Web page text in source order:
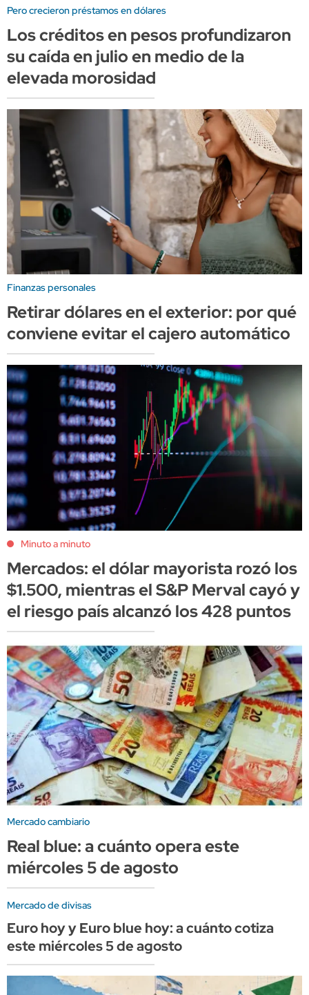
Pero crecieron préstamos en dólares
Los créditos en pesos profundizaron
su caída en julio en medio de la
elevada morosidad
Finanzas personales
Retirar dólares en el exterior: por qué
conviene evitar el cajero automático
Minuto a minuto
Mercados: el dólar mayorista rozó los
$1.500, mientras el S&P Merval cayó y
el riesgo país alcanzó los 428 puntos
Mercado cambiario
Real blue: a cuánto opera este
miércoles 5 de agosto
Mercado de divisas
Euro hoy y Euro blue hoy: a cuánto cotiza
este miércoles 5 de agosto